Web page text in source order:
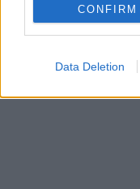
CONFIRM
Data Deletion